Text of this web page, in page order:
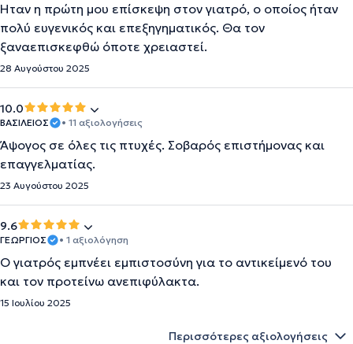
Ήταν η πρώτη μου επίσκεψη στον γιατρό, ο οποίος ήταν
πολύ ευγενικός και επεξηγηματικός. Θα τον
ξαναεπισκεφθώ όποτε χρειαστεί.
28 Αυγούστου 2025
10.0
ΒΑΣΙΛΕΙΟΣ • 11 αξιολογήσεις
Άψογος σε όλες τις πτυχές. Σοβαρός επιστήμονας και
επαγγελματίας.
23 Αυγούστου 2025
9.6
ΓΕΩΡΓΙΟΣ • 1 αξιολόγηση
Ο γιατρός εμπνέει εμπιστοσύνη για το αντικείμενό του
και τον προτείνω ανεπιφύλακτα.
15 Ιουλίου 2025
Περισσότερες αξιολογήσεις